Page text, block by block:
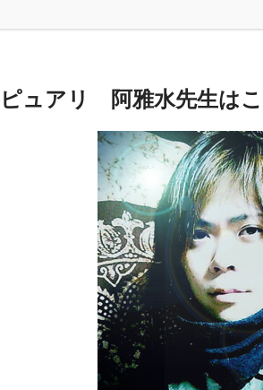
ュアリ 阿雅水先生はこ